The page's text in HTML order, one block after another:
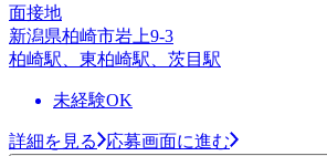
面接地
新潟県柏崎市岩上9-3
柏崎駅、東柏崎駅、茨目駅
未経験OK
詳細を見る 応募画面に進む